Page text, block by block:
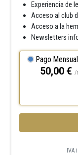
Experiencia de
Acceso al club
Acceso a la
Newsletters
Pago Mensual
50,00 € /
IVA